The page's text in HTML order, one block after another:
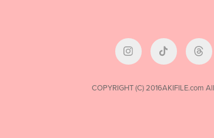
COPYRIGHT (C) 2016AKIFILE.com